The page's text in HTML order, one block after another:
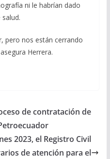
ni le habrían dado
pero nos están cerrando
Herrera.
de contratación de
2023, el Registro Civil
de atención para el